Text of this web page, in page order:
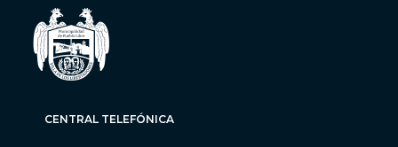
CENTRAL TELEFÓNICA